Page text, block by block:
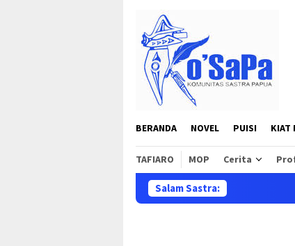
konten
BERANDA NOVEL PUISI KIAT
TAFIARO MOP Cerita
Salam Sastra: